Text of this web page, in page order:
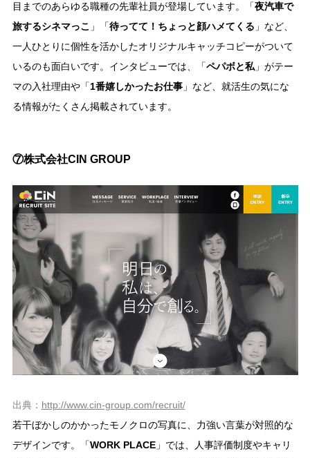
目までのあらゆる職種の先輩社員が登場しています。「夜汽車で
旅するシネマっこ 」「待ってて！ちょっと顔ハメてくる 」など、
一人ひとりに個性を活かしたオリジナルキャッチコピーがついて
いるのも面白いです。インタビューでは、「ペパボと私」がテー
マの入社理由や「1番嬉しかったお仕事」など、就活生の気にな
る情報がたくさん掲載されています。
⑦株式会社CIN GROUP
出典： http://www.cin-group.com/recruit/
若干ぼかしのかかったモノクロの写真に、力強い言葉が対照的な
デザインです。「WORK PLACE」では、人事評価制度やキャリ